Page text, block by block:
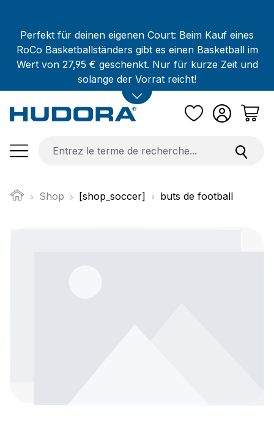
Perfekt für deinen eigenen Court: Beim Kauf eines
RoCo Basketballständers gibt es einen Basketball im
Wert von 27,95 € geschenkt. Nur für kurze Zeit und
solange der Vorrat reicht!
Shop [shop_soccer] buts de football